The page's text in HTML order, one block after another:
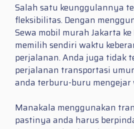
Salah satu keunggulannya
fleksibilitas. Dengan
Sewa mobil murah Jakarta
memilih sendiri waktu
perjalanan. Anda juga tidak
perjalanan transportasi
anda terburu-buru mengejar
Manakala menggunakan
pastinya anda harus